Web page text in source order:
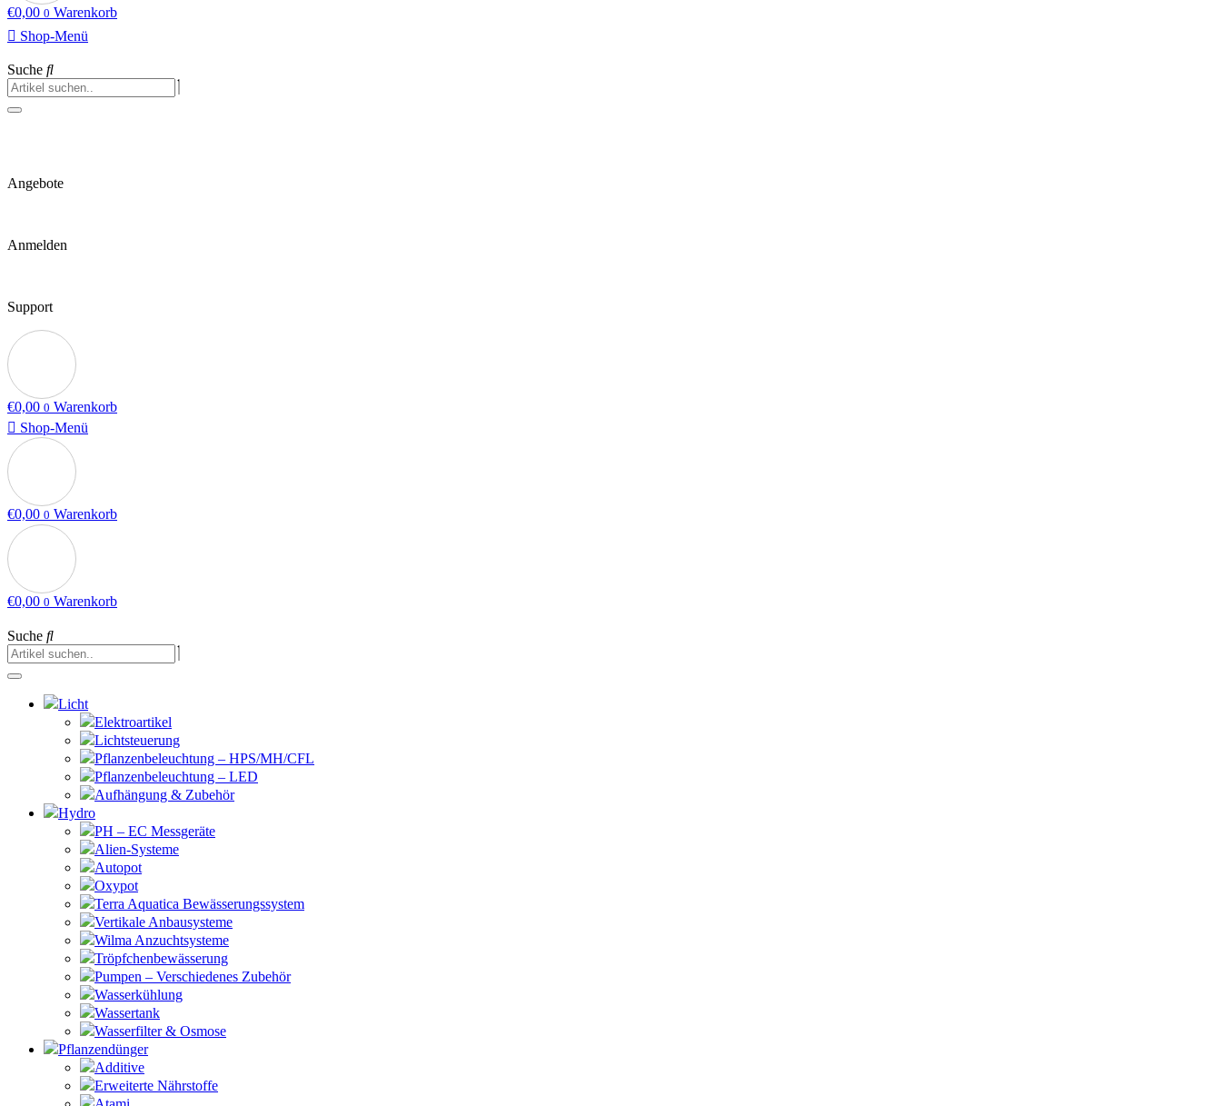
€0,00 0 Warenkorb
Shop-Menü
Suche
Angebote
Anmelden
Support
€0,00 0 Warenkorb
Shop-Menü
€0,00 0 Warenkorb
€0,00 0 Warenkorb
Suche
Licht
Elektroartikel
Lichtsteuerung
Pflanzenbeleuchtung – HPS/MH/CFL
Pflanzenbeleuchtung – LED
Aufhängung & Zubehör
Hydro
PH – EC Messgeräte
Alien-Systeme
Autopot
Oxypot
Terra Aquatica Bewässerungssystem
Vertikale Anbausysteme
Wilma Anzuchtsysteme
Tröpfchenbewässerung
Pumpen – Verschiedenes Zubehör
Wasserkühlung
Wassertank
Wasserfilter & Osmose
Pflanzendünger
Additive
Erweiterte Nährstoffe